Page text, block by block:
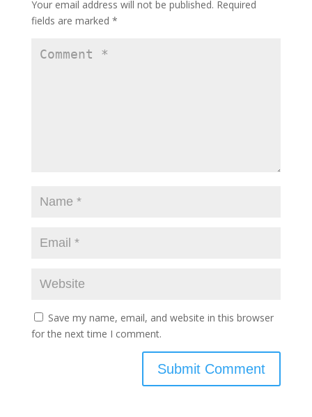
k
Your email address will not be published. Required
fields are marked *
Save my name, email, and website in this browser
for the next time I comment.